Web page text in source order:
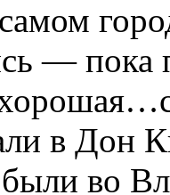
— пока
в Дон
во